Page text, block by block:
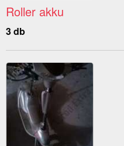
Roller akku
3 db